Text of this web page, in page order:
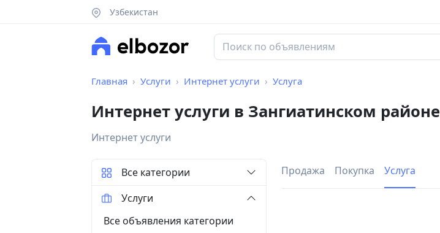
Узбекистан
Главная Услуги Интернет услуги Услуга
Интернет услуги в Зангиатинском районе
Интернет услуги
Продажа Покупка Услуга
Все категории
Услуги
Все объявления категории